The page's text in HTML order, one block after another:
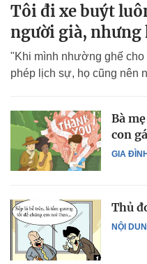
Tôi đi xe buýt
người già, nhưng
"Khi mình nhường ghế
phép lịch sự, họ cũng nên
GIA ĐÌNH
Bà
con
NỘI
Thủ